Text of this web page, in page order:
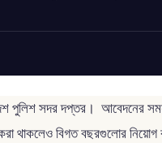
পুলিশ সদর দপ্তর। আবেদনের
থাকলেও বিগত বছরগুলোর